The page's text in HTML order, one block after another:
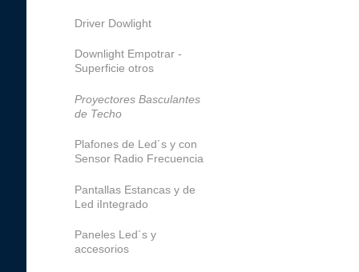
Driver Dowlight
Downlight Empotrar -
Superficie otros
Proyectores Basculantes
de Techo
Plafones de Led´s y con
Sensor Radio Frecuencia
Pantallas Estancas y de
Led iIntegrado
Paneles Led´s y
accesorios